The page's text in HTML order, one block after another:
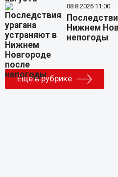
08.8.2026 11:00
Нижнем
непогоды
Еще в рубрике